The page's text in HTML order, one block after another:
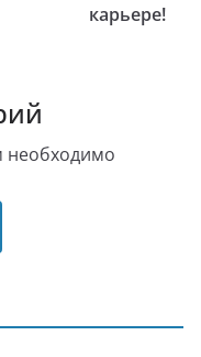
карьере!
необходимо